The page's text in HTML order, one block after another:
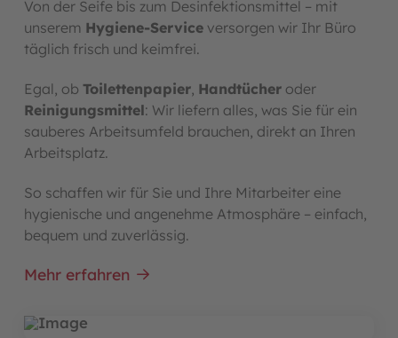
Von der Seife bis zum Desinfektionsmittel – mit
unserem Hygiene-Serviceversorgen wir Ihr Büro
täglich frisch und keimfrei.
Egal, ob Toilettenpapier, Handtücheroder
Reinigungsmittel: Wir liefern alles, was Sie für ein
sauberes Arbeitsumfeld brauchen, direkt an Ihren
Arbeitsplatz.
So schaffen wir für Sie und Ihre Mitarbeiter eine
hygienische und angenehme Atmosphäre – einfach,
bequem und zuverlässig.
Mehr erfahren